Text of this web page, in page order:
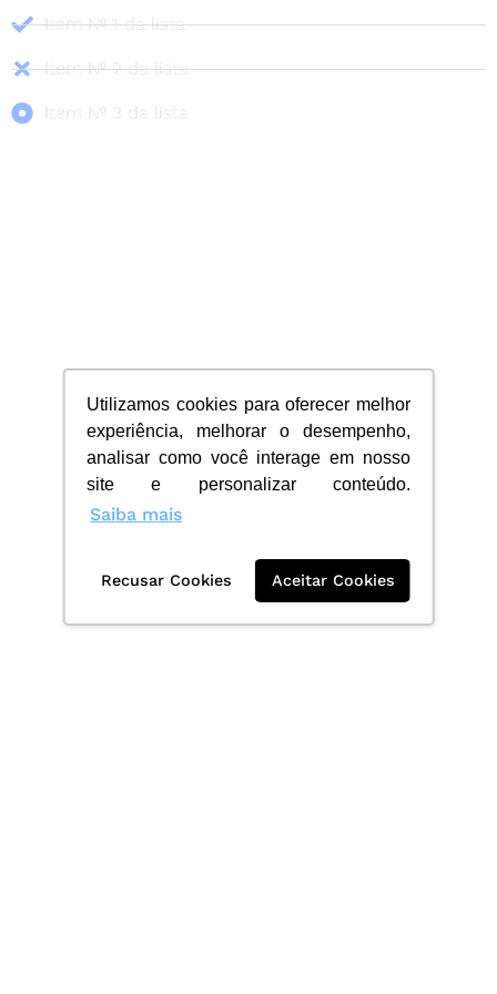
Utilizamos cookies para oferecer melhor
experiência, melhorar o desempenho,
analisar como você interage em nosso
site e personalizar conteúdo.
Saiba mais
Recusar Cookies Aceitar Cookies
Item Nº 1 da lista
Item Nº 2 da lista